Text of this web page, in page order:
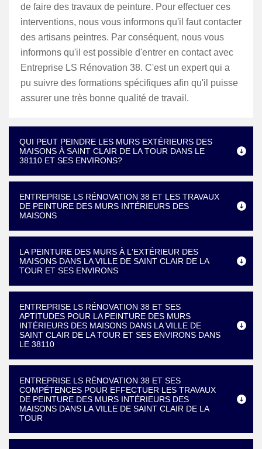
de faire des travaux de peinture. Pour effectuer ces
interventions, nous vous informons qu'il faut contacter
des artisans peintres. Par conséquent, nous vous
informons qu'il est possible d'entrer en contact avec
Entreprise LS Rénovation 38. C'est un expert qui a
pu suivre des formations spécifiques afin qu'il puisse
assurer une très bonne qualité de travail.
QUI PEUT PEINDRE LES MURS EXTÉRIEURS DES
MAISONS À SAINT CLAIR DE LA TOUR DANS LE
38110 ET SES ENVIRONS?
ENTREPRISE LS RÉNOVATION 38 ET LES TRAVAUX
DE PEINTURE DES MURS INTÉRIEURS DES
MAISONS
LA PEINTURE DES MURS À L'EXTÉRIEUR DES
MAISONS DANS LA VILLE DE SAINT CLAIR DE LA
TOUR ET SES ENVIRONS
ENTREPRISE LS RÉNOVATION 38 ET SES
APTITUDES POUR LA PEINTURE DES MURS
INTÉRIEURS DES MAISONS DANS LA VILLE DE
SAINT CLAIR DE LA TOUR ET SES ENVIRONS DANS
LE 38110
ENTREPRISE LS RÉNOVATION 38 ET SES
COMPÉTENCES POUR EFFECTUER LES TRAVAUX
DE PEINTURE DES MURS INTÉRIEURS DES
MAISONS DANS LA VILLE DE SAINT CLAIR DE LA
TOUR